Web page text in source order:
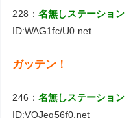
228：名無しステーション
ID:WAG1fc/U0.net
ガッテン！
246：名無しステーション
ID:VOJeq56f0.net